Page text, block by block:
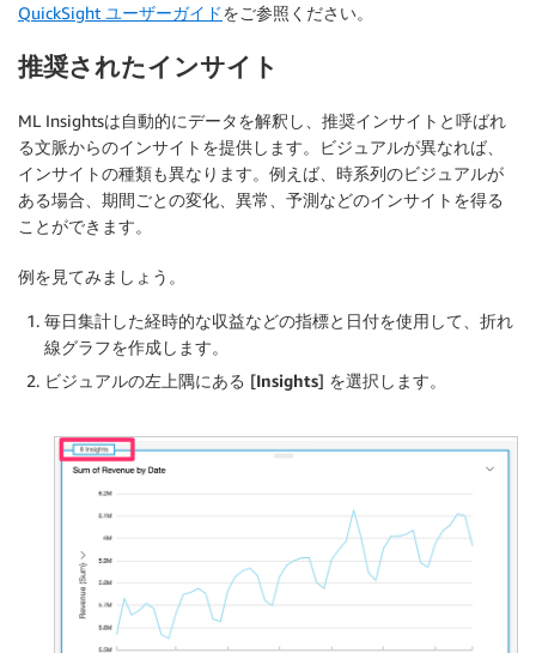
QuickSight ユーザーガイドをご参照ください。
推奨されたインサイト
ML Insightsは自動的にデータを解釈し、推奨インサイトと呼ばれ
る文脈からのインサイトを提供します。ビジュアルが異なれば、
インサイトの種類も異なります。例えば、時系列のビジュアルが
ある場合、期間ごとの変化、異常、予測などのインサイトを得る
ことができます。
例を見てみましょう。
毎日集計した経時的な収益などの指標と日付を使用して、折れ
線グラフを作成します。
ビジュアルの左上隅にある [Insights] を選択します。